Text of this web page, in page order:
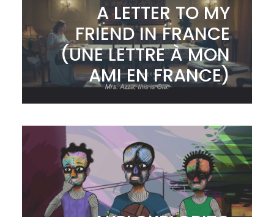
A LETTER TO MY
FRIEND IN FRANCE
(UNE LETTRE À MON
AMI EN FRANCE)